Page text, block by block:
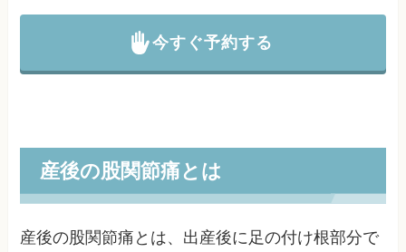
今すぐ予約する
産後の股関節痛とは
産後の股関節痛とは、出産後に足の付け根部分で